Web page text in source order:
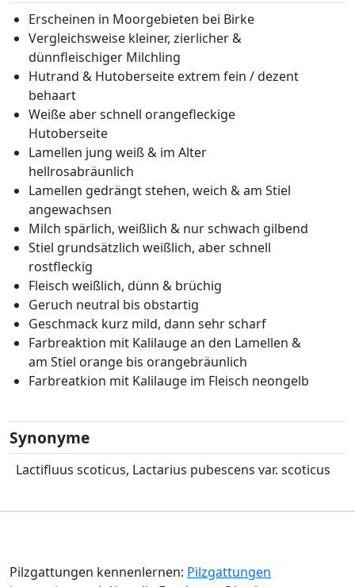
Erscheinen in Moorgebieten bei Birke
Vergleichsweise kleiner, zierlicher &
dünnfleischiger Milchling
Hutrand & Hutoberseite extrem fein / dezent
behaart
Weiße aber schnell orangefleckige
Hutoberseite
Lamellen jung weiß & im Alter
hellrosabräunlich
Lamellen gedrängt stehen, weich & am Stiel
angewachsen
Milch spärlich, weißlich & nur schwach gilbend
Stiel grundsätzlich weißlich, aber schnell
rostfleckig
Fleisch weißlich, dünn & brüchig
Geruch neutral bis obstartig
Geschmack kurz mild, dann sehr scharf
Farbreaktion mit Kalilauge an den Lamellen &
am Stiel orange bis orangebräunlich
Farbreatkion mit Kalilauge im Fleisch neongelb
Synonyme
Lactifluus scoticus, Lactarius pubescens var. scoticus
Pilzgattungen kennenlernen: Pilzgattungen